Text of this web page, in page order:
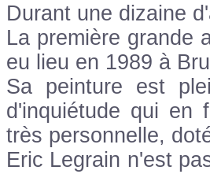
Durant une dizaine
La première grande
eu lieu en 1989 à
Sa peinture est
d'inquiétude qui en
très personnelle,
Eric Legrain n'est